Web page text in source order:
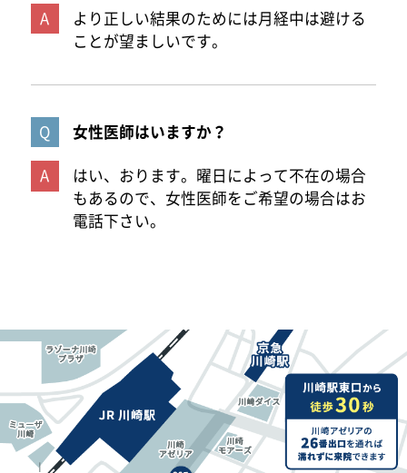
より正しい結果のためには月経中は避ける
ことが望ましいです。
女性医師はいますか？
はい、おります。曜日によって不在の場合
もあるので、女性医師をご希望の場合はお
電話下さい。